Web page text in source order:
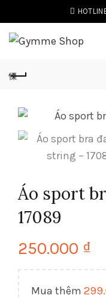
Áo sport
17089
250.000 ₫
Mua thêm